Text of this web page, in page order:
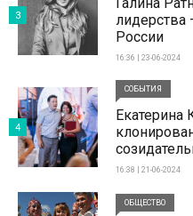
лидерства
России
16:36 | 23-06-2024
3
СОБЫТИЯ
Екатерина
16:38 | 21-06-2024
4
ОБЩЕСТВО